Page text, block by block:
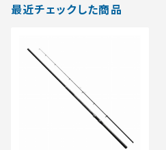
最近チェックした商品